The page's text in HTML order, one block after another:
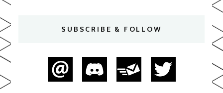
SUBSCRIBE & FOLLOW